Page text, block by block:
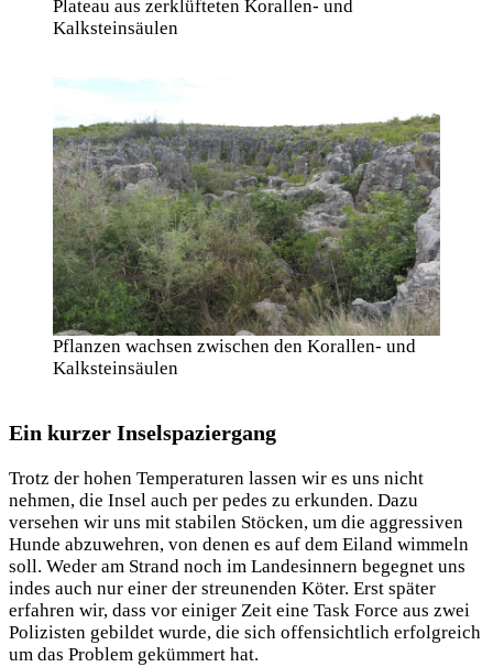
Plateau aus zerklüfteten Korallen- und
Kalksteinsäulen
Pflanzen wachsen zwischen den Korallen- und
Kalksteinsäulen
Ein kurzer Inselspaziergang
Trotz der hohen Temperaturen lassen wir es uns nicht
nehmen, die Insel auch per pedes zu erkunden. Dazu
versehen wir uns mit stabilen Stöcken, um die aggressiven
Hunde abzuwehren, von denen es auf dem Eiland wimmeln
soll. Weder am Strand noch im Landesinnern begegnet uns
indes auch nur einer der streunenden Köter. Erst später
erfahren wir, dass vor einiger Zeit eine Task Force aus zwei
Polizisten gebildet wurde, die sich offensichtlich erfolgreich
um das Problem gekümmert hat.